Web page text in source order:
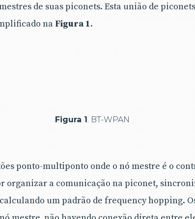
de suas piconets. Esta união de
na Figura 1.
Figura 1. BT-WPAN
ponto-multiponto onde o nó mestre é o
organizar a comunicação na piconet,
um padrão de frequency hopping.